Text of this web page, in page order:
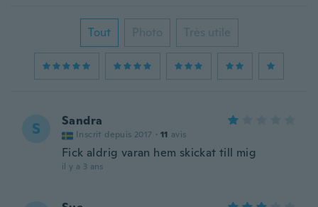
Tout Photo Très utile
S Sandra
Inscrit depuis 2017 · 11 avis
Fick aldrig varan hem skickat till mig
il y a 3 ans